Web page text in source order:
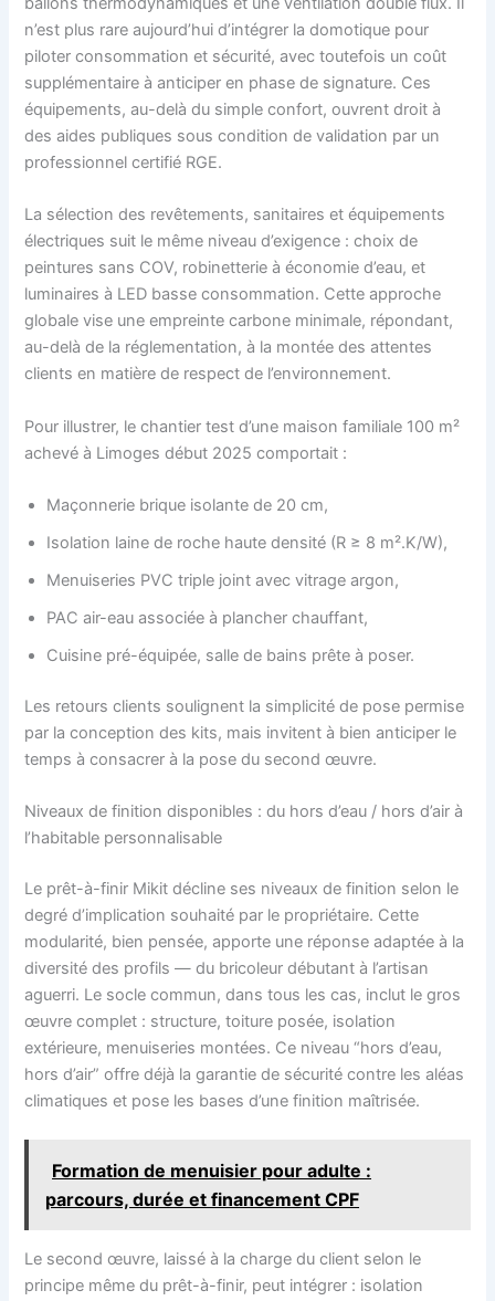
n’est plus rare aujourd’hui d’intégrer la domotique pour
piloter consommation et sécurité, avec toutefois un coût
supplémentaire à anticiper en phase de signature. Ces
équipements, au-delà du simple confort, ouvrent droit à
des aides publiques sous condition de validation par un
professionnel certifié RGE.
La sélection des revêtements, sanitaires et équipements
électriques suit le même niveau d’exigence : choix de
peintures sans COV, robinetterie à économie d’eau, et
luminaires à LED basse consommation. Cette approche
globale vise une empreinte carbone minimale, répondant,
au-delà de la réglementation, à la montée des attentes
clients en matière de respect de l’environnement.
Pour illustrer, le chantier test d’une maison familiale 100 m²
achevé à Limoges début 2025 comportait :
Maçonnerie brique isolante de 20 cm,
Isolation laine de roche haute densité (R ≥ 8 m².K/W),
Menuiseries PVC triple joint avec vitrage argon,
PAC air-eau associée à plancher chauffant,
Cuisine pré-équipée, salle de bains prête à poser.
Les retours clients soulignent la simplicité de pose permise
par la conception des kits, mais invitent à bien anticiper le
temps à consacrer à la pose du second œuvre.
Niveaux de finition disponibles : du hors d’eau / hors d’air à
l’habitable personnalisable
Le prêt-à-finir Mikit décline ses niveaux de finition selon le
degré d’implication souhaité par le propriétaire. Cette
modularité, bien pensée, apporte une réponse adaptée à la
diversité des profils — du bricoleur débutant à l’artisan
aguerri. Le socle commun, dans tous les cas, inclut le gros
œuvre complet : structure, toiture posée, isolation
extérieure, menuiseries montées. Ce niveau “hors d’eau,
hors d’air” offre déjà la garantie de sécurité contre les aléas
climatiques et pose les bases d’une finition maîtrisée.
Formation de menuisier pour adulte :
parcours, durée et financement CPF
Le second œuvre, laissé à la charge du client selon le
principe même du prêt-à-finir, peut intégrer : isolation